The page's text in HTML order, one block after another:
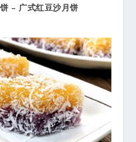
– 广式红豆沙月饼